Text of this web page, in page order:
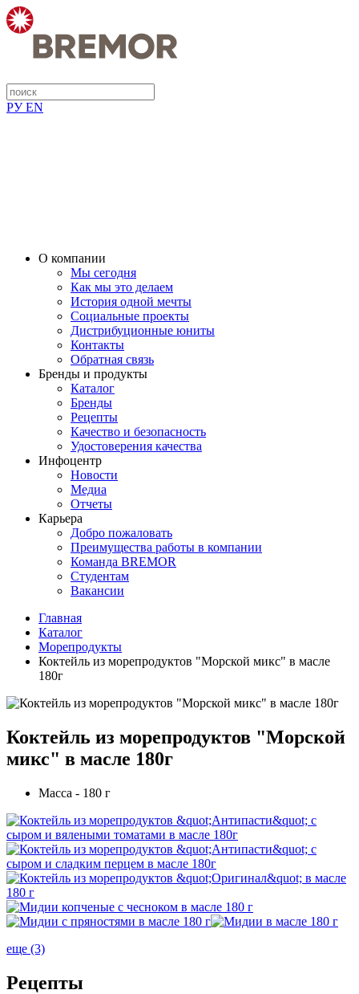
РУ EN
О компании
Мы сегодня
Как мы это делаем
История одной мечты
Социальные проекты
Дистрибуционные юниты
Контакты
Обратная связь
Бренды и продукты
Каталог
Бренды
Рецепты
Качество и безопасность
Удостоверения качества
Инфоцентр
Новости
Медиа
Отчеты
Карьера
Добро пожаловать
Преимущества работы в компании
Команда BREMOR
Студентам
Вакансии
Главная
Каталог
Море­про­дукты
Коктейль из морепродуктов "Морской микс" в масле
180г
Коктейль из морепродуктов "Морской
микс" в масле 180г
Масса - 180 г
еще (3)
Рецепты